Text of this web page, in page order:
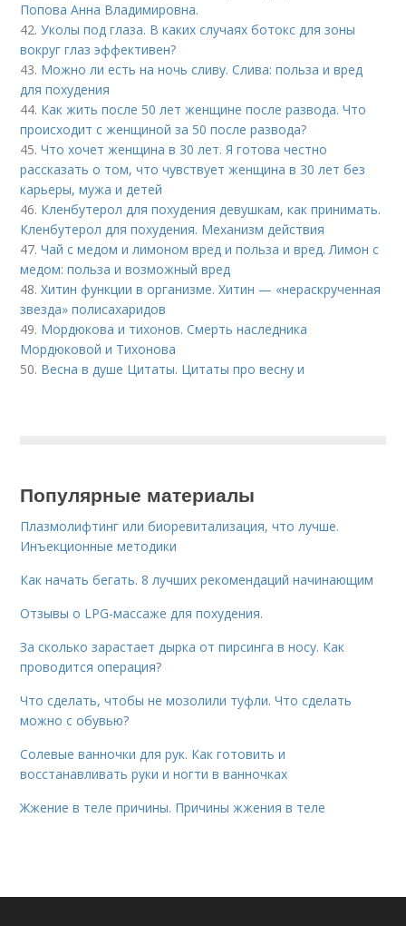
Попова Анна Владимировна.
42.Уколы под глаза. В каких случаях ботокс для зоны
вокруг глаз эффективен?
43. Можно ли есть на ночь сливу. Слива: польза и вред
для похудения
44. Как жить после 50 лет женщине после развода. Что
происходит с женщиной за 50 после развода?
45.Что хочет женщина в 30 лет. Я готова честно
рассказать о том, что чувствует женщина в 30 лет без
карьеры, мужа и детей
46. Кленбутерол для похудения девушкам, как принимать.
Кленбутерол для похудения. Механизм действия
47.Чай с медом и лимоном вред и польза и вред. Лимон с
медом: польза и возможный вред
48.Хитин функции в организме. Хитин — «нераскрученная
звезда» полисахаридов
49. Мордюкова и тихонов. Смерть наследника
Мордюковой и Тихонова
50. Весна в душе Цитаты. Цитаты про весну и
Популярные материалы
Плазмолифтинг или биоревитализация, что лучше.
Инъекционные методики
Как начать бегать. 8 лучших рекомендаций начинающим
Отзывы о LPG-массаже для похудения.
За сколько зарастает дырка от пирсинга в носу. Как
проводится операция?
Что сделать, чтобы не мозолили туфли. Что сделать
можно с обувью?
Солевые ванночки для рук. Как готовить и
восстанавливать руки и ногти в ванночках
Жжение в теле причины. Причины жжения в теле